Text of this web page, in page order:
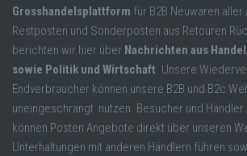
Grosshandelsplattform für B2B Neuwaren aller
Restposten und Sonderposten aus Retouren
berichten wir hier über Nachrichten aus
sowie Politik und Wirtschaft . Unsere
Endverbraucher können unsere B2B und B2c
uneingeschrängt nutzen. Besucher und
können Posten Angebote direkt über unseren
Unterhaltungen mit anderen Händlern führen